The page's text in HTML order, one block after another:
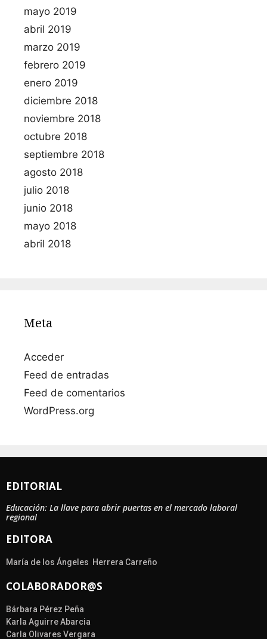
mayo 2019
abril 2019
marzo 2019
febrero 2019
enero 2019
diciembre 2018
noviembre 2018
octubre 2018
septiembre 2018
agosto 2018
julio 2018
junio 2018
mayo 2018
abril 2018
Meta
Acceder
Feed de entradas
Feed de comentarios
WordPress.org
EDITORIAL
Educación: La llave para abrir puertas en el mercado laboral
regional
EDITORA
María de los Ángeles Herrera Carreño
COLABORADOR@S
Bárbara Pérez Peña
Karla Aguirre Abarcia
Carla Olivares Vergara